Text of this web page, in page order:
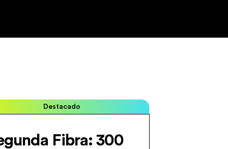
Destacado
Fibra: 300